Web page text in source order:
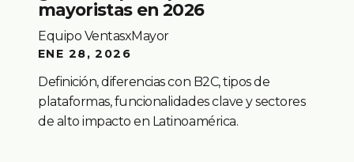
mayoristas en 2026
Equipo VentasxMayor
ENE 28, 2026
Definición, diferencias con B2C, tipos de
plataformas, funcionalidades clave y sectores
de alto impacto en Latinoamérica.